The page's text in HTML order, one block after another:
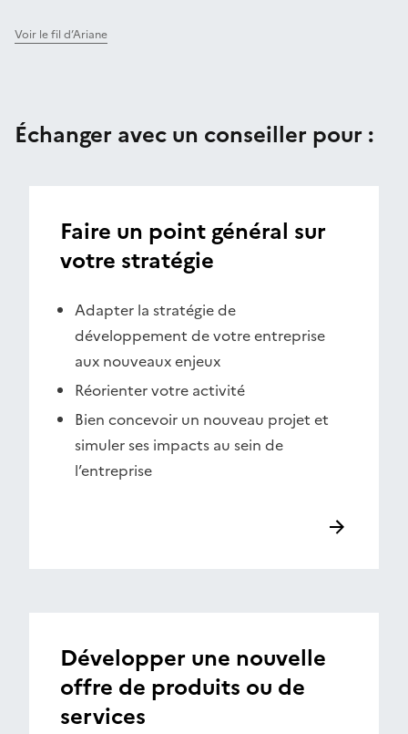
Voir le fil d’Ariane
Échanger avec un conseiller pour :
Faire un point général sur
votre stratégie
Adapter la stratégie de
développement de votre entreprise
aux nouveaux enjeux
Réorienter votre activité
Bien concevoir un nouveau projet et
simuler ses impacts au sein de
l’entreprise
Développer une nouvelle
offre de produits ou de
services